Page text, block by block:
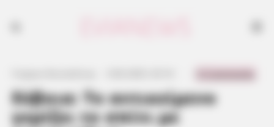
Εύβοια: Το αντικείμενο
γεμίζει το σπίτι με